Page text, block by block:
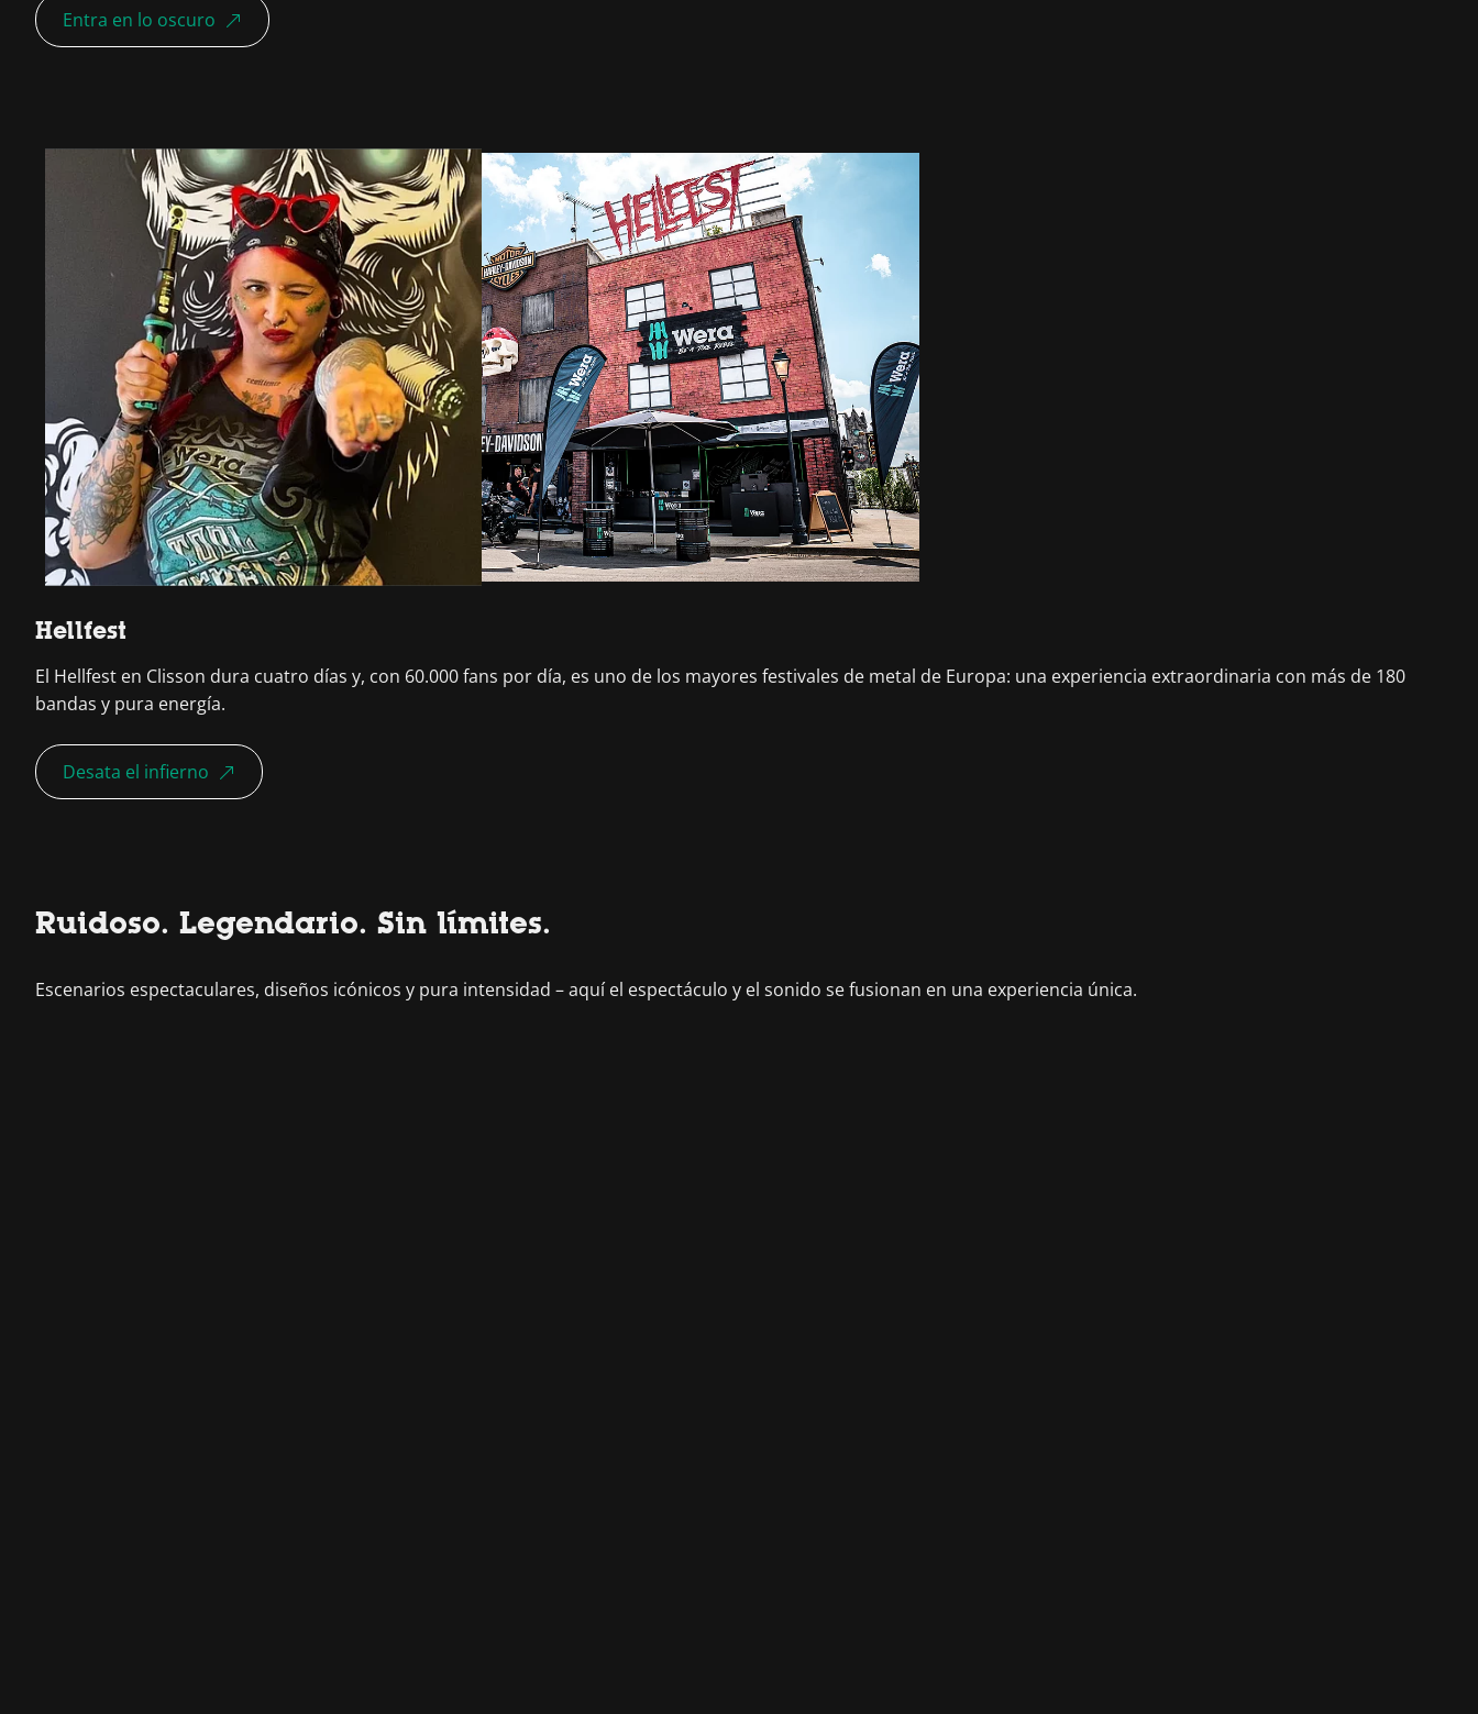
Entra en lo oscuro
Hellfest
El Hellfest en Clisson dura cuatro días y, con 60.000 fans por día, es uno de los mayores festivales de metal de Europa: una experiencia extraordinaria con más de 180
bandas y pura energía.
Desata el infierno
Ruidoso. Legendario. Sin límites.
Escenarios espectaculares, diseños icónicos y pura intensidad – aquí el espectáculo y el sonido se fusionan en una experiencia única.